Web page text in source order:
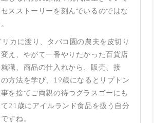
スストーリーを刻んでいるのではな
カに渡り、タバコ園の農夫を皮切り
え、やがて一番やりたかった百貨店
職、商品の仕入れから、販売、接
方法を学び、19歳になるとリプトン
を捨てご両親の待つグラスゴーにも
21歳にアイルランド食品を扱う自分
すね。